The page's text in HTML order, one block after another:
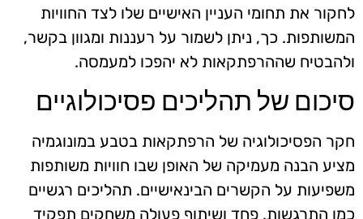
לחקור את תחומי העניין האישיים שלו לצד החוויות
המשותפות. כך, ניתן לשמור על רעננות ומגוון בקשר,
ולהבטיח שההרפתקאות לא יהפכו למעמסה.
סיכום של תהליכים פסיכולוגיים
חקר הפסיכולוגיה של הרפתקאות בטבע במונוגמיה
מציע הבנה מעמיקה של האופן שבו חוויות משותפות
משפיעות על הקשרים הבינאישיים. תהליכים רגשיים
כמו התרגשות, פחד ושיתוף פעולה משחקים תפקיד